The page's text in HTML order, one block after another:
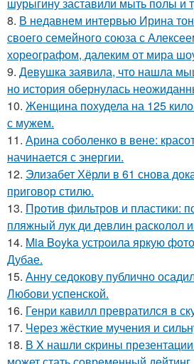
8. В недавнем интервью Ирина
своего семейного союза с
хореографом, далеким от мира
9. Девушка заявила, что нашла
но история обернулась
10. Женщина похудела на 125
с мужем.
11. Арина соболенко в вене:
начинается с энергии.
12. Элизабет Хёрли в 61 снова
приговор стилю.
13. Против фильтров и пластики:
пляжный лук ди девлин расколол
14. Mia Boyka устроила яркую
Дубае.
15. Анну седокову публично
Любови успенской.
16. Генри кавилл превратился в
17. Через жёсткие мучения и
18. В X нашли cкрины